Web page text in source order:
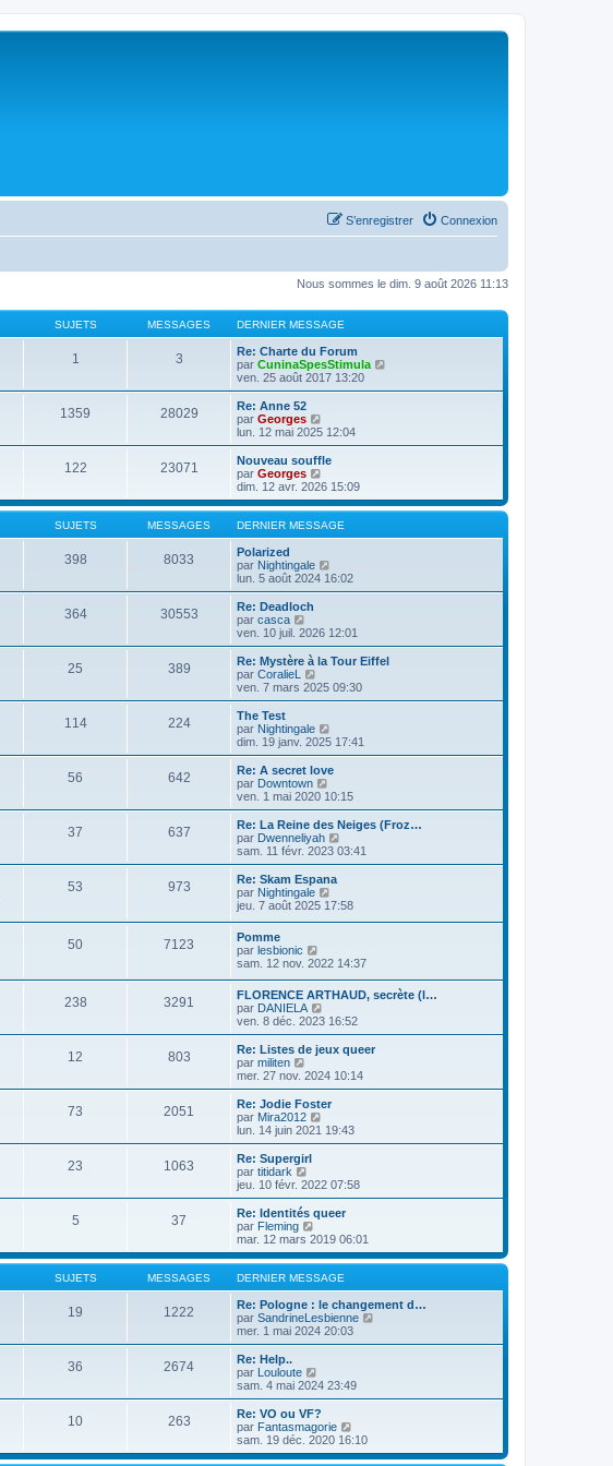
Connexion
S’enregistrer
Nous sommes le dim. 9 août 2026 11:13
SUJETS MESSAGES DERNIER MESSAGE
1 3
Re: Charte du Forum
par CuninaSpesStimula
i
e
ven. 25 août 2017 13:20
1359 28029
Re: Anne 52
par Georges
o
i
r
e
e
r
n
e
r
s
a
e
lun. 12 mai 2025 12:04
122 23071
Nouveau souffle
par Georges
o
i
r
l
e
e
r
n
r
s
s
a
dim. 12 avr. 2026 15:09
SUJETS MESSAGES DERNIER MESSAGE
398 8033
Polarized
par Nightingale
o
i
e
e
r
n
e
s
s
g
e
lun. 5 août 2024 16:02
364 30553
Re: Deadloch
par casca
o
i
r
l
e
r
n
i
r
m
e
s
s
a
g
e
ven. 10 juil. 2026 12:01
25 389
Re: Mystère à la Tour Eiffel
par CoralieL
o
i
e
r
n
i
r
m
e
s
s
a
g
e
ven. 7 mars 2025 09:30
114 224
The Test
par Nightingale
o
i
r
e
e
r
n
i
r
e
s
g
dim. 19 janv. 2025 17:41
56 642
Re: A secret love
par Downtown
o
i
r
l
e
r
n
i
e
e
s
s
g
ven. 1 mai 2020 10:15
37 637
Re: La Reine des Neiges (Froz…
par Dwenneliyah
o
i
e
e
i
e
r
e
s
s
a
g
sam. 11 févr. 2023 03:41
53 973
Re: Skam Espana
par Nightingale
o
e
d
e
r
i
e
r
e
s
s
g
jeu. 7 août 2025 17:58
50 7123
Pomme
par lesbionic
o
r
l
e
d
e
r
i
e
r
m
e
s
g
e
sam. 12 nov. 2022 14:37
238 3291
FLORENCE ARTHAUD, secrète (l…
par DANIELA
o
i
r
e
r
n
e
s
s
g
e
ven. 8 déc. 2023 16:52
12 803
Re: Listes de jeux queer
par militen
o
i
r
l
e
e
r
n
i
r
m
e
s
a
e
mer. 27 nov. 2024 10:14
73 2051
Re: Jodie Foster
par Mira2012
o
i
e
r
n
i
e
r
m
s
s
a
lun. 14 juin 2021 19:43
23 1063
Re: Supergirl
par titidark
o
i
r
l
e
e
r
n
e
r
s
s
a
e
jeu. 10 févr. 2022 07:58
5 37
Re: Identités queer
par Fleming
o
i
r
l
e
d
e
r
n
e
r
e
s
s
a
g
mar. 12 mars 2019 06:01
SUJETS MESSAGES DERNIER MESSAGE
19 1222
Re: Pologne : le changement d…
par SandrineLesbienne
i
e
mer. 1 mai 2024 20:03
36 2674
Re: Help..
par Louloute
o
i
r
l
e
e
sam. 4 mai 2024 23:49
10 263
Re: VO ou VF?
par Fantasmagorie
o
i
sam. 19 déc. 2020 16:10